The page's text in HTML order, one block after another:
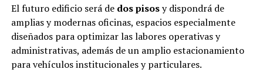
El futuro edificio será de dos pisosy dispondrá de
amplias y modernas oficinas, espacios especialmente
diseñados para optimizar las labores operativas y
administrativas, además de un amplio estacionamiento
para vehículos institucionales y particulares.